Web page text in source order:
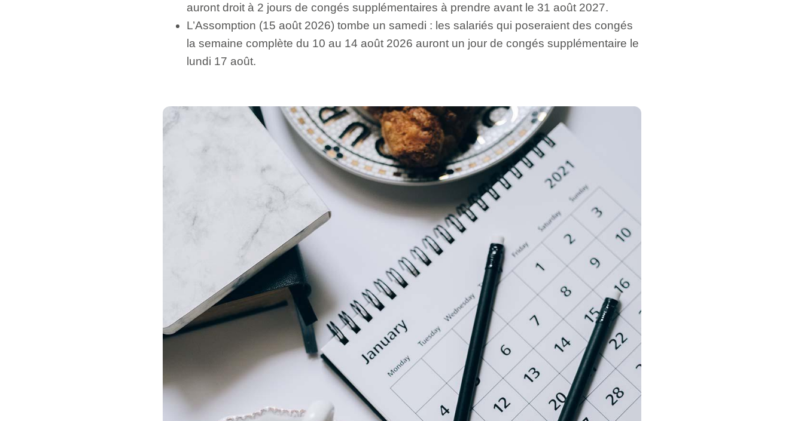
auront droit à 2 jours de congés supplémentaires à prendre avant le 31 août 2027.
L’Assomption (15 août 2026) tombe un samedi : les salariés qui poseraient des congés
la semaine complète du 10 au 14 août 2026 auront un jour de congés supplémentaire le
lundi 17 août.